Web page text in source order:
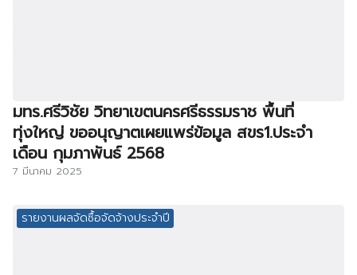
มทร.ศรีวิชัย วิทยาเขตนครศรีธรรมราช พื้นที่
ทุ่งใหญ่ ขออนุญาตเผยแพร่ข้อมูล สขร1.ประจำ
เดือน กุมภาพันธ์ 2568
7 มีนาคม 2025
รายงานผลจัดซื้อจัดจ้างประจำปี